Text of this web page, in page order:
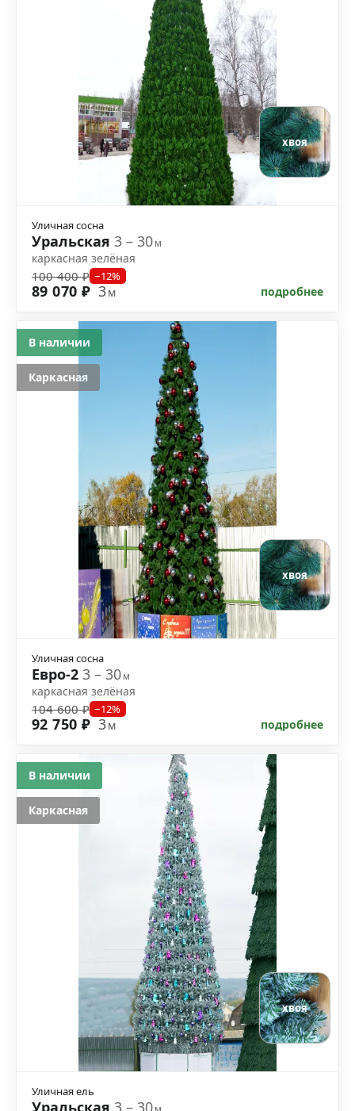
хвоя
Уличная сосна
Уральская 3 – 30м
каркасная зелёная
100 400 ₽ −12%
89 070 ₽ 3м подробнее
хвоя
Уличная сосна
Евро-2 3 – 30м
каркасная зелёная
104 600 ₽ −12%
92 750 ₽ 3м подробнее
В наличии
Каркасная
хвоя
Уличная ель
Уральская 3 – 30
В наличии
Каркасная